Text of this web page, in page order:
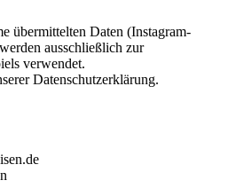
übermittelten Daten (Instagram-
ausschließlich zur
verwendet.
Datenschutzerklärung.